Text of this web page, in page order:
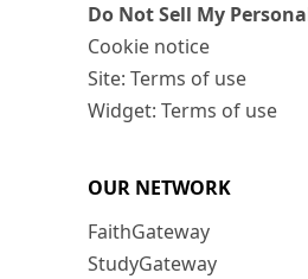
Do Not Sell My
Cookie notice
Site: Terms of use
Widget: Terms of use
OUR NETWORK
FaithGateway
StudyGateway